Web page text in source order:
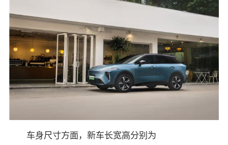
车身尺寸方面，新车长宽高分别为